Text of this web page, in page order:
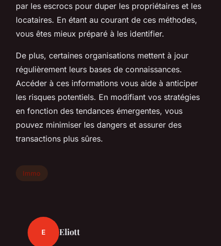
par les escrocs pour duper les propriétaires et les
locataires. En étant au courant de ces méthodes,
vous êtes mieux préparé à les identifier.
De plus, certaines organisations mettent à jour
régulièrement leurs bases de connaissances.
Accéder à ces informations vous aide à anticiper
les risques potentiels. En modifiant vos stratégies
en fonction des tendances émergentes, vous
pouvez minimiser les dangers et assurer des
transactions plus sûres.
Immo
E Eliott